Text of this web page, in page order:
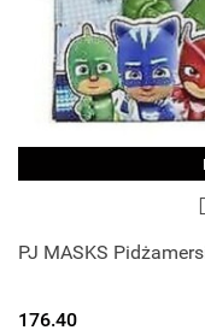
PJ MASKS
176.40